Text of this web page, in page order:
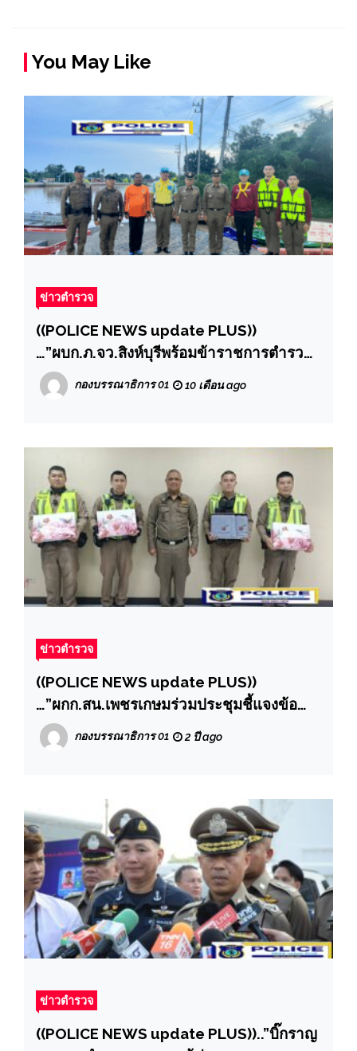
You May Like
ข่าวตำรวจ
((POLICE NEWS update PLUS))
…”ผบก.ภ.จว.สิงห์บุรีพร้อมข้าราชการตำรวจ
และจิอาสา ตรวจเยี่ยมให้กำลังใจแก่จิตอาสา
ผู้ปฏิบัติงาน โรงครัวพระราชทาน มูลนิธิอาสา
โฉมศรี ม. 1 ต.ชีน้ำร้าย อ.อินทร์บุรี จว.สิงห์บุรี
กองบรรณาธิการ 01 10 เดือน ago
ข่าวตำรวจ
((POLICE NEWS update PLUS))
…”ผกก.สน.เพชรเกษมร่วมประชุมชี้แจงข้อ
ราชการประจำเดือน การเตรียมความพร้อม
การรักษาความปลอดภัยและอำนวยความ
ข้าราชการตำรวจ
กองบรรณาธิการ 01 2 ปี ago
ข่าวตำรวจ
((POLICE NEWS update PLUS))..”บิ๊กราญ